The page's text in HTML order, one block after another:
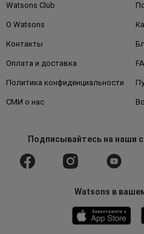
Watsons Club
О Watsons
Контакты
Оплата и доставка
Политика конфиденциальности
СМИ о нас
Подписывайтесьна наши
Watsons в